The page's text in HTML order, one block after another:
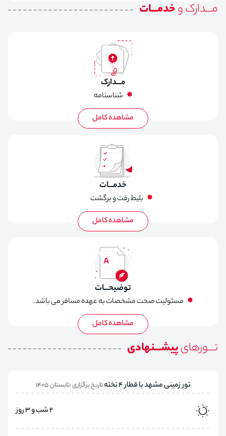
مـــدارک وخدمـــات
مـــدارک
شناسنامه
کارت ملی
خدمـــات
بلیط رفت و برگشت
اقامت در هتل با صبحانه
توضیحـــات
مسئولیت صحت مشخصات به عهده مسافر می باشد.
تـــورهایپیشـــنهادی
تور زمینی مشهد با قطار 4 تخته تاریخ برگزاری :تابستان 1405
2 شب و 3 روز